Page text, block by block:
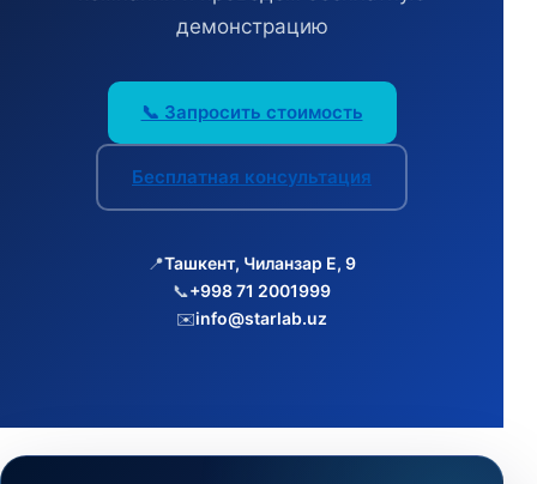
демонстрацию
📞 Запросить стоимость
Бесплатная консультация
📍Ташкент, Чиланзар Е, 9
📞+998 71 2001999
✉️info@starlab.uz